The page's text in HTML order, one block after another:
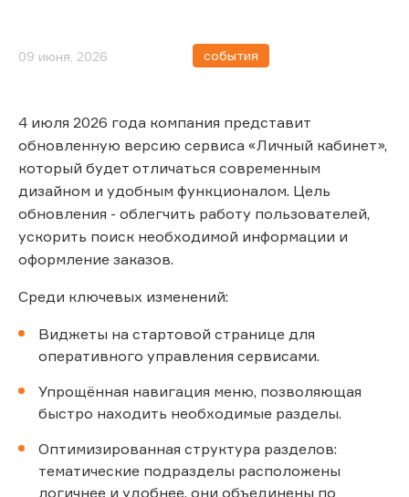
09 июня, 2026 события
4 июля 2026 года компания представит
обновленную версию сервиса «Личный кабинет»,
который будет отличаться современным
дизайном и удобным функционалом. Цель
обновления - облегчить работу пользователей,
ускорить поиск необходимой информации и
оформление заказов.
Среди ключевых изменений:
Виджеты на стартовой странице для
оперативного управления сервисами.
Упрощённая навигация меню, позволяющая
быстро находить необходимые разделы.
Оптимизированная структура разделов:
тематические подразделы расположены
логичнее и удобнее, они объединены по